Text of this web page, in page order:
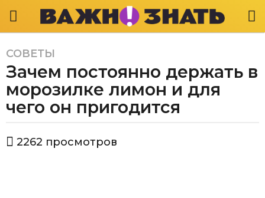
5
л
т
a
o
СОВЕТЫ
Зачем постоянно держать в
морозилке лимон и для
чего он пригодится
в
2262 просмотров